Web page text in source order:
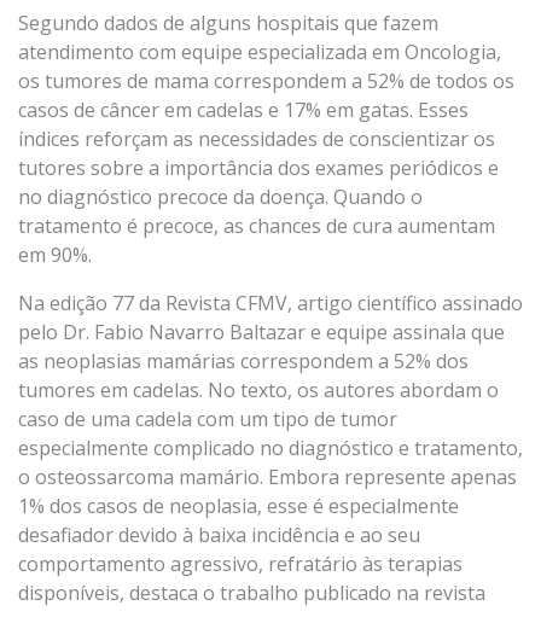
Segundo dados de alguns hospitais que fazem
atendimento com equipe especializada em Oncologia,
os tumores de mama correspondem a 52% de todos os
casos de câncer em cadelas e 17% em gatas. Esses
índices reforçam as necessidades de conscientizar os
tutores sobre a importância dos exames periódicos e
no diagnóstico precoce da doença. Quando o
tratamento é precoce, as chances de cura aumentam
em 90%.
Na edição 77 da Revista CFMV, artigo científico assinado
pelo Dr. Fabio Navarro Baltazar e equipe assinala que
as neoplasias mamárias correspondem a 52% dos
tumores em cadelas. No texto, os autores abordam o
caso de uma cadela com um tipo de tumor
especialmente complicado no diagnóstico e tratamento,
o osteossarcoma mamário. Embora represente apenas
1% dos casos de neoplasia, esse é especialmente
desafiador devido à baixa incidência e ao seu
comportamento agressivo, refratário às terapias
disponíveis, destaca o trabalho publicado na revista